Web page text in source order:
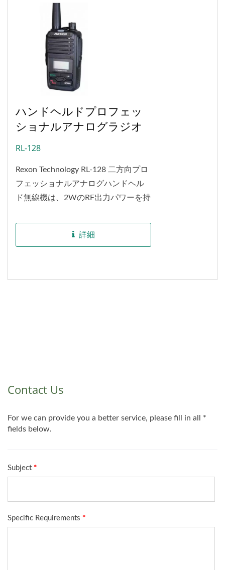
ハンドヘルドプロフェッ
ショナルアナログラジオ
RL-128
Rexon Technology RL-128 二方向プロ
フェッショナルアナログハンドヘル
ド無線機は、2WのRF出力パワーを持
リアまでの最大通信距離は6キロメー
詳細